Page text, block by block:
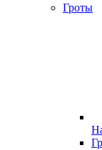
Гроты